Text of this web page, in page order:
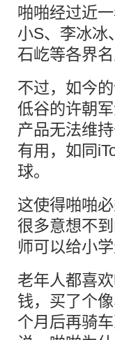
啪啪经过近
小S、李冰冰
石屹等各界名
不过，如今
低谷的许朝
产品无法维
有用，如同
球。
这使得啪啪
很多意想不
师可以给小
老年人都喜
钱，买了个
个月后再骑